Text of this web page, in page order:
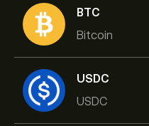
BTC
Bitcoin
USDC
USDC